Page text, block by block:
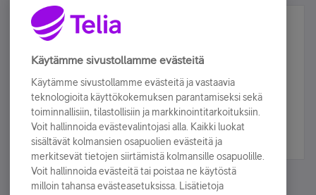
Älä jää paitsi – osallistu ja voita!
Tilaa Telian uutiskirje ja olet mukana arvonnassa.
sähköpostiisi.
Tilaa nyt
Käytämme sivustollamme evästeitä
Käytämme sivustollamme evästeitä ja vastaavia
teknologioita käyttökokemuksen parantamiseksi sekä
toiminnallisiin, tilastollisiin ja markkinointitarkoituksiin.
Voit hallinnoida evästevalintojasi alla. Kaikki luokat
sisältävät kolmansien osapuolien evästeitä ja
merkitsevät tietojen siirtämistä kolmansille osapuolille.
Voit hallinnoida evästeitä tai poistaa ne käytöstä
milloin tahansa evästeasetuksissa. Lisätietoja